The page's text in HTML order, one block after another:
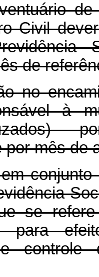
Civil
de
no
à
por mês de
se
para
controle